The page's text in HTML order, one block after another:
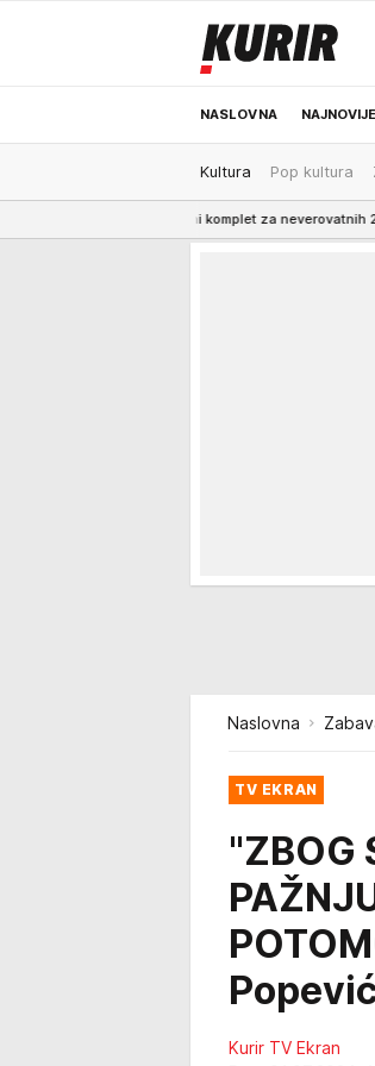
NASLOVNA NAJNOVIJE
ODRŽIVA
Kultura Pop kultura
zlatni komplet za neverovatnih 25.000€, ljudi u
Naslovna
TV EKRAN
"ZBOG
Kurir TV Ekran